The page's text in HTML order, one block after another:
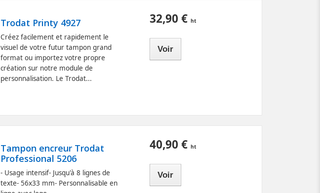
Trodat Printy 4927
Créez facilement et rapidement le
visuel de votre futur tampon grand
format ou importez votre propre
création sur notre module de
personnalisation. Le Trodat...
32,90 €
Voir
Tampon encreur Trodat
Professional 5206
- Usage intensif- Jusqu'à 8 lignes de
texte- 56x33 mm- Personnalisable en
40,90 €
Voir